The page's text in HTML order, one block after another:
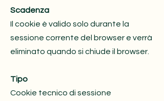
Scadenza
Il cookie è valido solo durante la
sessione corrente del browser e verrà
eliminato quando si chiude il browser.
Tipo
Cookie tecnico di sessione